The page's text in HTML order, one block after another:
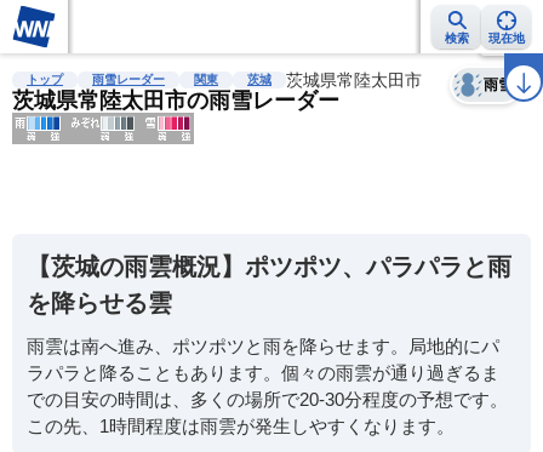
検索 現在地
雨雲レーダー 台風情報 地震情報 警報・注意報 2週間天気 ラ
トップ 雨雪レーダー 関東 茨城 茨城県常陸太田市
茨城県常陸太田市の雨雪レーダー
雨雪
天気 台風
【茨城の雨雲概況】ポツポツ、パラパラと雨
を降らせる雲
雨雲は南へ進み、ポツポツと雨を降らせます。局地的にパ
ラパラと降ることもあります。個々の雨雲が通り過ぎるま
での目安の時間は、多くの場所で20-30分程度の予想です。
この先、1時間程度は雨雲が発生しやすくなります。